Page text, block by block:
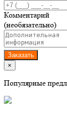
Комментарий
(необязательно)
Заказать
×
Популярные